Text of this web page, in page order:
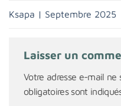
Ksapa | Septembre 2025
Laisser un
Votre adresse e-mail ne
obligatoires sont